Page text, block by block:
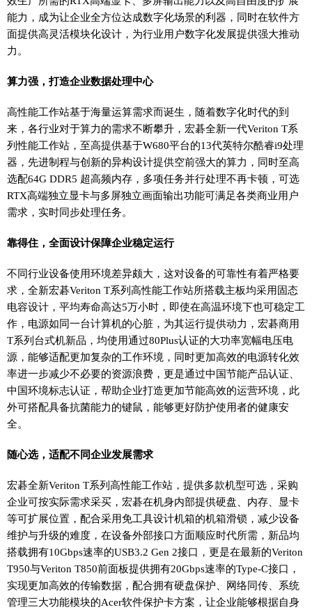
能力，成为让企业全方位达成数字化场景的利器，同时在软件方
面提供高灵活模块化设计，为行业用户数字化发展提供强大推动
力。
算力强，打造企业数据处理中心
高性能工作站基于海量运算需求而诞生，随着数字化时代的到
来，各行业对于算力的需求不断攀升，宏碁全新一代Veriton T系
列性能工作站，至高提供基于W680平台的13代英特尔酷睿i9处理
器，先进制程与创新的异构设计提供空前强大的算力，同时至高
选配64G DDR5 超高频内存，多项任务并行处理不再卡顿，可选
RTX高端独立显卡与多屏独立画面输出功能可满足各类商业用户
需求，实时同步处理任务。
靠得住，全面设计保障企业稳定运行
不同行业设备使用环境差异颇大，这对设备的可靠性有着严格要
求，全新宏碁Veriton T系列高性能工作站所搭载主板均采用固态
电容设计，平均寿命高达5万小时，即使在高温环境下也可稳定工
作，电源如同一台计算机的心脏，为其运行提供动力，宏碁商用
T系列台式机新品，均使用通过80Plus认证的大功率宽幅电压电
源，能够适配更加复杂的工作环境，同时更加高效的电源转化效
率进一步减少不必要的资源浪费，更是通过中国节能产品认证、
中国环境标志认证，帮助企业打造更加节能高效的运营环境，此
外可搭配具备抗菌能力的键鼠，能够更好防护使用者的健康安
全。
随心选，适配不同企业发展需求
宏碁全新Veriton T系列高性能工作站，提供多款机型可选，采购
企业可按实际需求采买，宏碁在机身内部提供硬盘、内存、显卡
等可扩展位置，配合采用免工具设计机箱的机箱滑锁，减少设备
维护与升级的难度，在设备外部接口方面顺应时代所需，新品均
搭载拥有10Gbps速率的USB3.2 Gen 2接口，更是在最新的Veriton
T950与Veriton T850前面板提供拥有20Gbps速率的Type-C接口，
实现更加高效的传输数据，配合拥有硬盘保护、网络同传、系统
管理三大功能模块的Acer软件保护卡方案，让企业能够根据自身